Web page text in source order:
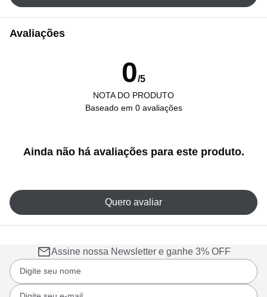
Avaliações
0/5
NOTA DO PRODUTO
Baseado em 0 avaliações
Ainda não há avaliações para este produto.
Quero avaliar
Assine nossa Newsletter e ganhe 3% OFF